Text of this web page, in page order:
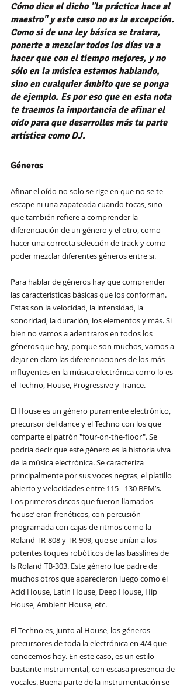
Cómo dice el dicho "la práctica hace al
maestro" y este caso no es la excepción.
Como si de una ley básica se tratara,
ponerte a mezclar todos los días va a
hacer que con el tiempo mejores, y no
sólo en la música estamos hablando,
sino en cualquier ámbito que se ponga
de ejemplo. Es por eso que en esta nota
te traemos la importancia de afinar el
oído para que desarrolles más tu parte
artística como DJ.
Géneros
Afinar el oído no solo se rige en que no se te
escape ni una zapateada cuando tocas, sino
que también refiere a comprender la
diferenciación de un género y el otro, como
hacer una correcta selección de track y como
poder mezclar diferentes géneros entre si.
Para hablar de géneros hay que comprender
las características básicas que los conforman.
Estas son la velocidad, la intensidad, la
sonoridad, la duración, los elementos y más. Si
bien no vamos a adentraros en todos los
géneros que hay, porque son muchos, vamos a
dejar en claro las diferenciaciones de los más
influyentes en la música electrónica como lo es
el Techno, House, Progressive y Trance.
El House es un género puramente electrónico,
precursor del dance y el Techno con los que
comparte el patrón "four-on-the-floor". Se
podría decir que este género es la historia viva
de la música electrónica. Se caracteriza
principalmente por sus voces negras, el platillo
abierto y velocidades entre 115 - 130 BPM’s.
Los primeros discos que fueron llamados
‘house’ eran frenéticos, con percusión
programada con cajas de ritmos como la
Roland TR-808 y TR-909, que se unían a los
potentes toques robóticos de las basslines de
ls Roland TB-303. Este género fue padre de
muchos otros que aparecieron luego como el
Acid House, Latin House, Deep House, Hip
House, Ambient House, etc.
El Techno es, junto al House, los géneros
precursores de toda la electrónica en 4/4 que
conocemos hoy. En este caso, es un estilo
bastante instrumental, con escasa presencia de
vocales. Buena parte de la instrumentación se